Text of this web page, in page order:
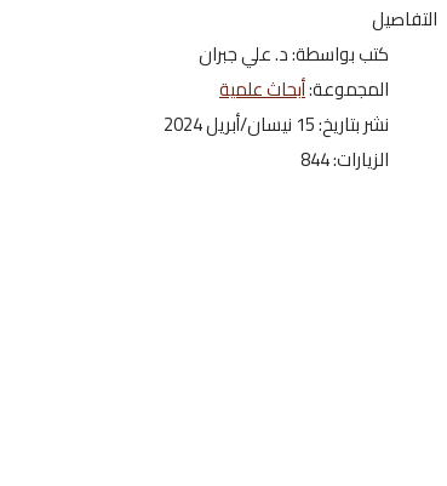
التفاصيل
كتب بواسطة:د. علي جبران
المجموعة:أبحاث علمية
نشر بتاريخ: 15 نيسان/أبريل 2024
الزيارات: 844